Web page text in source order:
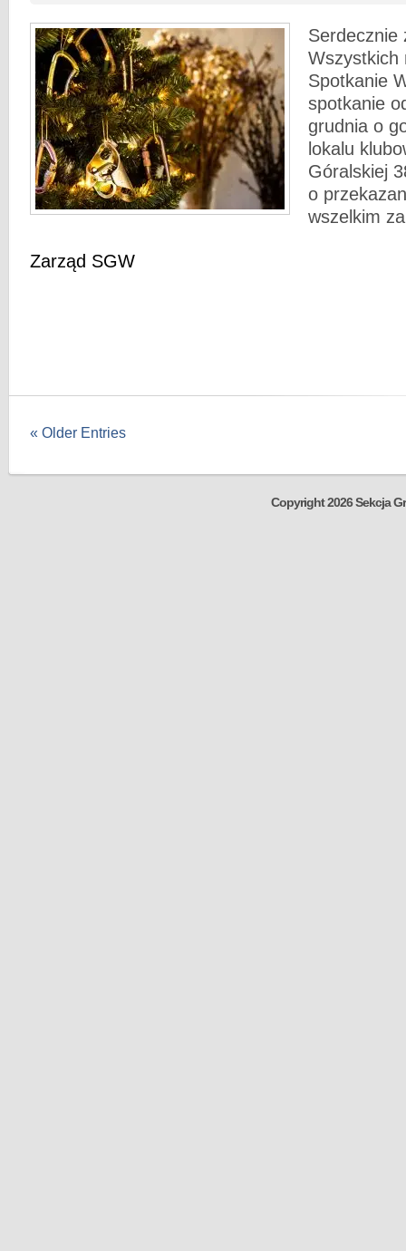
Serdecznie
Wszystkich
Spotkanie
spotkanie
grudnia o
lokalu
Góralskiej
o
wszelkim
Zarząd SGW
« Older Entries
Copyright 2026 Sekcja